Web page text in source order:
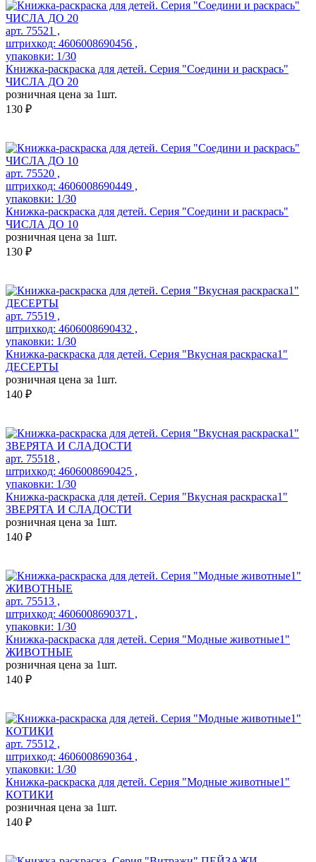
арт. 75521 ,
штрихкод: 4606008690456 ,
упаковки: 1/30
Книжка-раскраска для детей. Серия "Соедини и раскрась"
ЧИСЛА ДО 20
розничная цена за 1шт.
130 ₽
арт. 75520 ,
штрихкод: 4606008690449 ,
упаковки: 1/30
Книжка-раскраска для детей. Серия "Соедини и раскрась"
ЧИСЛА ДО 10
розничная цена за 1шт.
130 ₽
арт. 75519 ,
штрихкод: 4606008690432 ,
упаковки: 1/30
Книжка-раскраска для детей. Серия "Вкусная раскраска1"
ДЕСЕРТЫ
розничная цена за 1шт.
140 ₽
арт. 75518 ,
штрихкод: 4606008690425 ,
упаковки: 1/30
Книжка-раскраска для детей. Серия "Вкусная раскраска1"
ЗВЕРЯТА И СЛАДОСТИ
розничная цена за 1шт.
140 ₽
арт. 75513 ,
штрихкод: 4606008690371 ,
упаковки: 1/30
Книжка-раскраска для детей. Серия "Модные животные1"
ЖИВОТНЫЕ
розничная цена за 1шт.
140 ₽
арт. 75512 ,
штрихкод: 4606008690364 ,
упаковки: 1/30
Книжка-раскраска для детей. Серия "Модные животные1"
КОТИКИ
розничная цена за 1шт.
140 ₽